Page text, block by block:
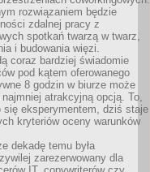
rozwiązaniem będzie
zdalnej pracy z
spotkań twarzą w twarz,
i budowania więzi.
coraz bardziej świadomie
pod kątem oferowanego
8 godzin w biurze może
atrakcyjną opcją. To,
się eksperymentem, dziś staje
kryteriów oceny warunków
dekadę temu była
zarezerwowany dla